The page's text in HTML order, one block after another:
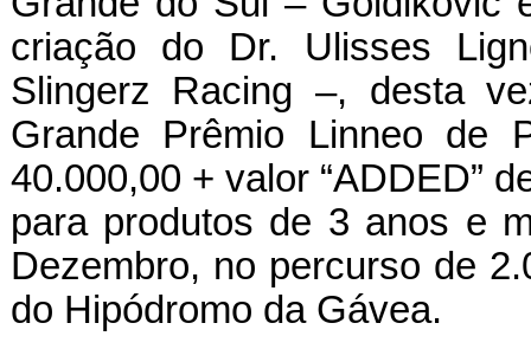
criação do Dr. Ulisses
Slingerz Racing –, desta
Grande Prêmio Linneo de
40.000,00 + valor “ADDED”
para produtos de 3 anos e
Dezembro, no percurso de
do Hipódromo da Gávea.